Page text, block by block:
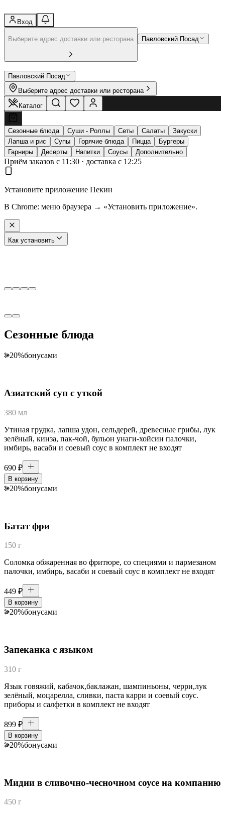
Вход
Выберите адрес доставки или ресторана Павловский Посад
Павловский Посад
Выберите адрес доставки или ресторана
Каталог
Сезонные блюда Суши - Роллы Сеты Салаты
Закуски
Лапша и рис
Супы Горячие блюда Пицца
Бургеры
Гарниры
Десерты Напитки Соусы Дополнительно
Приём заказов с 11:30 · доставка с 12:25
Установите приложение Пекин
В Chrome: меню браузера → «Установить приложение».
Как установить
Сезонные блюда
20%бонусами
Азиатский суп с уткой
380 мл
Утиная грудка, лапша удон, сельдерей, древесные грибы, лук
зелёный, кинза, пак-чой, бульон унаги-хойсин палочки,
имбирь, васаби и соевый соус в комплект не входят
690 ₽
В корзину
20%бонусами
Батат фри
150 г
Соломка обжаренная во фритюре, со специями и пармезаном
палочки, имбирь, васаби и соевый соус в комплект не входят
449 ₽
В корзину
20%бонусами
Запеканка с языком
310 г
Язык говяжий, кабачок,баклажан, шампиньоны, черри,лук
зелёный, моцарелла, сливки, паста карри и соевый соус.
приборы и салфетки в комплект не входят
899 ₽
В корзину
20%бонусами
Мидии в сливочно-чесночном соусе на компанию
450 г